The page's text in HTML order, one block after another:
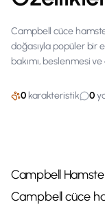
Campbell cüce
doğasıyla popüler bir
bakımı, beslenmesi
0 karakteristik 0
Campbell
Campbell cüce